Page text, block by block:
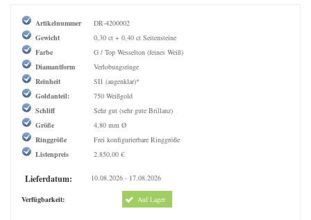
Artikelnummer
DR-4200002
Gewicht
0,30 ct + 0,40 ct Seitensteine
Farbe
G / Top Wesselton (feines Weiß)
Diamantform
Verlobungsringe
Reinheit
SI1 (augenklar)*
Goldanteil:
750 Weißgold
Schliff
Sehr gut (sehr gute Brillanz)
Größe
4,80 mm Ø
Ringgröße
Frei konfigurierbare Ringgröße
Listenpreis
2.850,00 €
Lieferdatum: 10.08.2026 - 17.08.2026
Verfügbarkeit: Auf Lager